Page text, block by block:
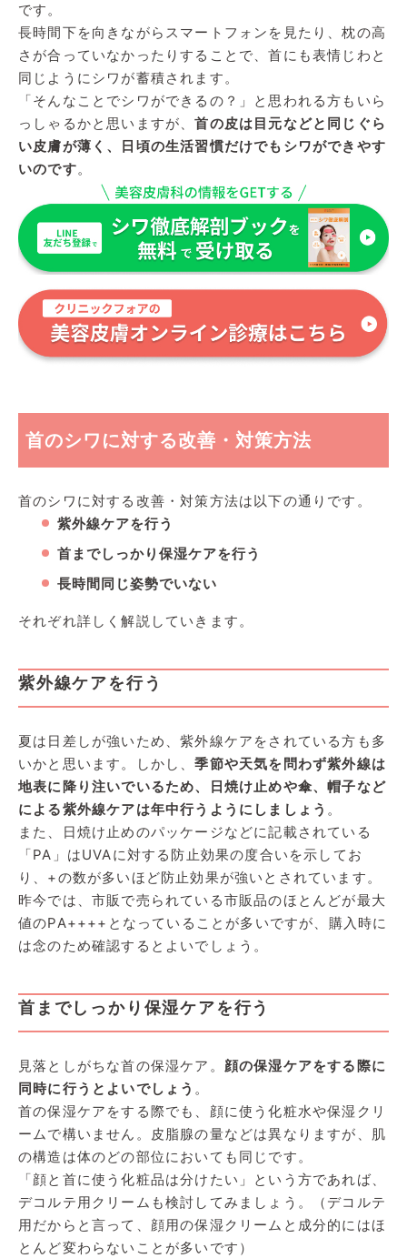
です。
長時間下を向きながらスマートフォンを見たり、枕の高
さが合っていなかったりすることで、首にも表情じわと
同じようにシワが蓄積されます。
「そんなことでシワができるの？」と思われる方もいら
っしゃるかと思いますが、首の皮は目元などと同じぐら
い皮膚が薄く、日頃の生活習慣だけでもシワができやす
いのです。
首のシワに対する改善・対策方法
首のシワに対する改善・対策方法は以下の通りです。
紫外線ケアを行う
首までしっかり保湿ケアを行う
長時間同じ姿勢でいない
それぞれ詳しく解説していきます。
紫外線ケアを行う
夏は日差しが強いため、紫外線ケアをされている方も多
いかと思います。しかし、季節や天気を問わず紫外線は
地表に降り注いでいるため、日焼け止めや傘、帽子など
による紫外線ケアは年中行うようにしましょう 。
また、日焼け止めのパッケージなどに記載されている
「PA」はUVAに対する防止効果の度合いを示してお
り、+の数が多いほど防止効果が強いとされています。
昨今では、市販で売られている市販品のほとんどが最大
値のPA++++となっていることが多いですが、購入時に
は念のため確認するとよいでしょう。
首までしっかり保湿ケアを行う
見落としがちな首の保湿ケア。 顔の保湿ケアをする際に
同時に行うとよいでしょう 。
首の保湿ケアをする際でも、顔に使う化粧水や保湿クリ
ームで構いません。皮脂腺の量などは異なりますが、肌
の構造は体のどの部位においても同じです。
「顔と首に使う化粧品は分けたい」という方であれば、
デコルテ用クリームも検討してみましょう。（デコルテ
用だからと言って、顔用の保湿クリームと成分的にはほ
とんど変わらないことが多いです）